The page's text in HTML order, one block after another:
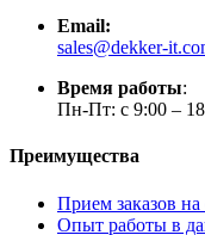
Email:
sales@dekker-
Время работы:
Пн-Пт: с 9:00 –
Преимущества
Прием заказов на
Опыт работы в